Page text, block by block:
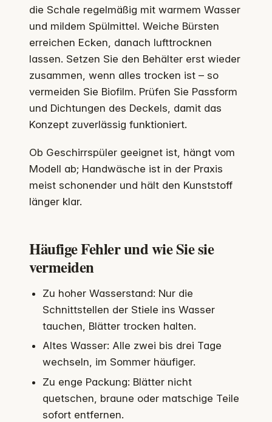
die Schale regelmäßig mit warmem Wasser
und mildem Spülmittel. Weiche Bürsten
erreichen Ecken, danach lufttrocknen
lassen. Setzen Sie den Behälter erst wieder
zusammen, wenn alles trocken ist – so
vermeiden Sie Biofilm. Prüfen Sie Passform
und Dichtungen des Deckels, damit das
Konzept zuverlässig funktioniert.
Ob Geschirrspüler geeignet ist, hängt vom
Modell ab; Handwäsche ist in der Praxis
meist schonender und hält den Kunststoff
länger klar.
Häufige Fehler und wie Sie sie
vermeiden
Zu hoher Wasserstand: Nur die
Schnittstellen der Stiele ins Wasser
tauchen, Blätter trocken halten.
Altes Wasser: Alle zwei bis drei Tage
wechseln, im Sommer häufiger.
Zu enge Packung: Blätter nicht
quetschen, braune oder matschige Teile
sofort entfernen.